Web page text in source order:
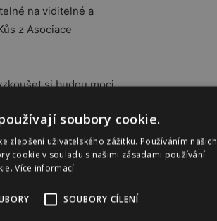
na viditelné a
z Asociace
si budou moci
kyseliny
parametrů lidské
nebo funkční
Center dle
soubory cookie.
zlepšení uživatelského zážitku. Používáním našich
cookie v souladu s našimi zásadami používání
Více informací
SOUBORY CÍLENÍ